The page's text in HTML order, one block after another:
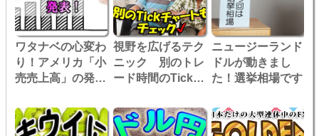
ワタナベの心変わ
り！アメリカ「小
売売上高」の発表
視野を広げるテク
ニック 別のトレ
ード時間のTickチ
ニュージーランド
ドルが動きまし
た！選挙相場です